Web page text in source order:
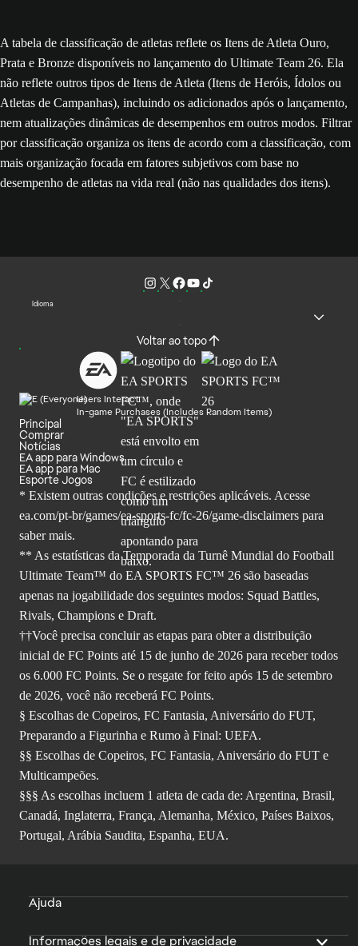
A tabela de classificação de atletas reflete os Itens de Atleta Ouro,
Prata e Bronze disponíveis no lançamento do Ultimate Team 26. Ela
não reflete outros tipos de Itens de Atleta (Itens de Heróis, Ídolos ou
Atletas de Campanhas), incluindo os adicionados após o lançamento,
nem atualizações dinâmicas de desempenhos em outros modos. Filtrar
por classificação organiza os itens de acordo com a classificação, com
mais organização focada em fatores subjetivos com base no
desempenho de atletas na vida real (não nas qualidades dos itens).
Idioma
Voltar ao topo
Users Interact
In-game Purchases (Includes Random Items)
Principal
Comprar
Notícias
EA app para Windows
EA app para Mac
Esporte Jogos
* Existem outras condições e restrições aplicáveis. Acesse
ea.com/pt-br/games/ea-sports-fc/fc-26/game-disclaimers para
saber mais.
** As estatísticas da Temporada da Turnê Mundial do Football
Ultimate Team™ do EA SPORTS FC™ 26 são baseadas
apenas na jogabilidade dos seguintes modos: Squad Battles,
Rivals, Champions e Draft.
††Você precisa concluir as etapas para obter a distribuição
inicial de FC Points até 15 de junho de 2026 para receber todos
os 6.000 FC Points. Se o resgate for feito após 15 de setembro
de 2026, você não receberá FC Points.
§ Escolhas de Copeiros, FC Fantasia, Aniversário do FUT,
Preparando a Figurinha e Rumo à Final: UEFA.
§§ Escolhas de Copeiros, FC Fantasia, Aniversário do FUT e
Multicampeões.
§§§ As escolhas incluem 1 atleta de cada de: Argentina, Brasil,
Canadá, Inglaterra, França, Alemanha, México, Países Baixos,
Portugal, Arábia Saudita, Espanha, EUA.
Ajuda
Informações legais e de privacidade